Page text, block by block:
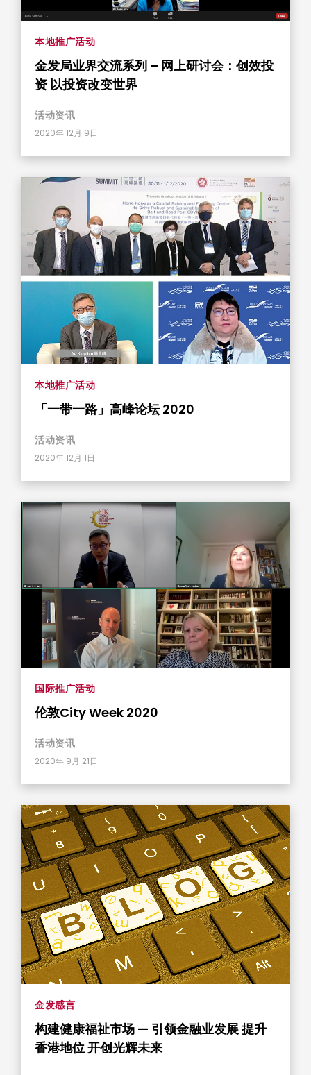
本地推广活动
金发局业界交流系列 – 网上研讨会：创效投
资 以投资改变世界
活动资​​讯
2020年 12月 9日
本地推广活动
「一带一路」高峰论坛 2020
活动资​​讯
2020年 12月 1日
国际推广活动
伦敦City Week 2020
活动资​​讯
2020年 9月 21日
金发感言
构建健康福祉市场 — 引领金融业发展 提升
香港地位 开创光辉未来